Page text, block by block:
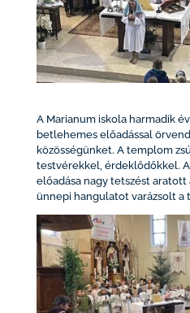
A Marianum iskola harmadik
betlehemes előadással
közösségünket. A templom
testvérekkel, érdeklődőkkel.
előadása nagy tetszést aratott
ünnepi hangulatot varázsolt a